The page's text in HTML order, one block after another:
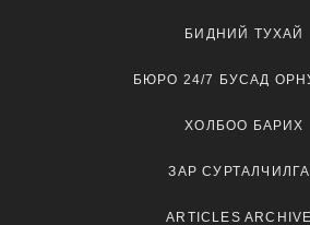
БИДНИЙ ТУХАЙ
БЮРО 24/7 БУСАД
ХОЛБОО БАРИХ
ЗАР
ARTICLES